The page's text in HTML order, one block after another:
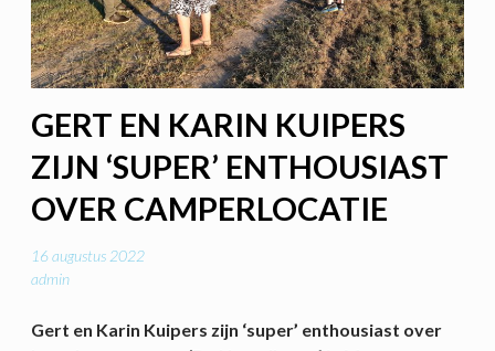
GERT EN KARIN KUIPERS
ZIJN ‘SUPER’ ENTHOUSIAST
OVER CAMPERLOCATIE
16 augustus 2022
admin
Gert en Karin Kuipers zijn ‘super’ enthousiast over